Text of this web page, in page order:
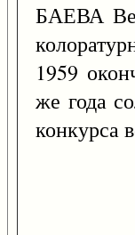
БАЕВА
1959
же года
конкурса